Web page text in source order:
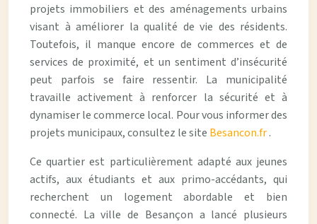
projets immobiliers et des aménagements urbains
visant à améliorer la qualité de vie des résidents.
Toutefois, il manque encore de commerces et de
services de proximité, et un sentiment d’insécurité
peut parfois se faire ressentir. La municipalité
travaille activement à renforcer la sécurité et à
dynamiser le commerce local. Pour vous informer des
projets municipaux, consultez le site Besancon.fr.
Ce quartier est particulièrement adapté aux jeunes
actifs, aux étudiants et aux primo-accédants, qui
recherchent un logement abordable et bien
connecté. La ville de Besançon a lancé plusieurs